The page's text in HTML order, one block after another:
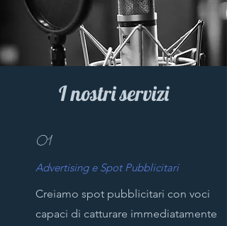
I nostri servizi
01
Advertising e Spot Pubblicitari
Creiamo spot pubblicitari con voci
capaci di catturare immediatamente